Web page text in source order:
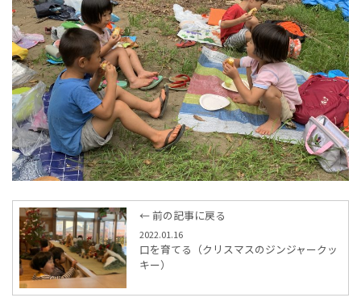
← 前の記事に戻る
2022.01.16
口を育てる（クリスマスのジンジャークッ
キー）